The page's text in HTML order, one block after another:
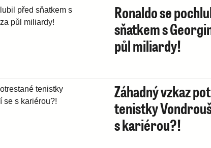
Ronaldo se
sňatkem s
půl miliardy!
Záhadný vzkaz
tenistky
s kariérou?!